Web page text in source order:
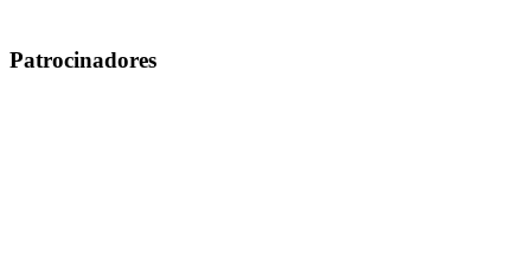
Patrocinadores